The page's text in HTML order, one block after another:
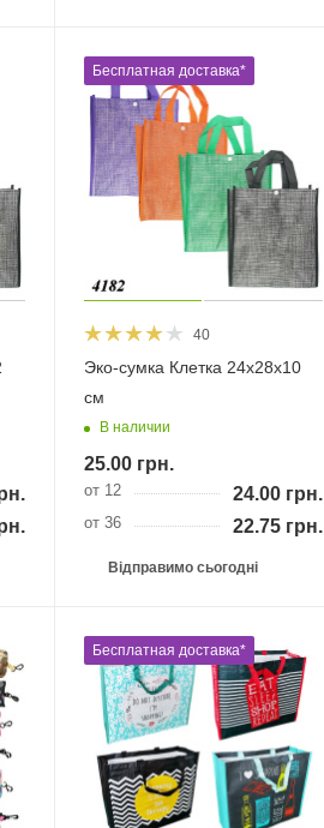
Бесплатная доставка*
40
Эко-сумка Клетка 24х28х10
см
В наличии
25.00грн.
от 12 24.00грн.
от 36 22.75грн.
Відправимо сьогодні
Бесплатная доставка*